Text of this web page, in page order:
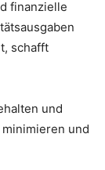
finanzielle
schafft
und
und